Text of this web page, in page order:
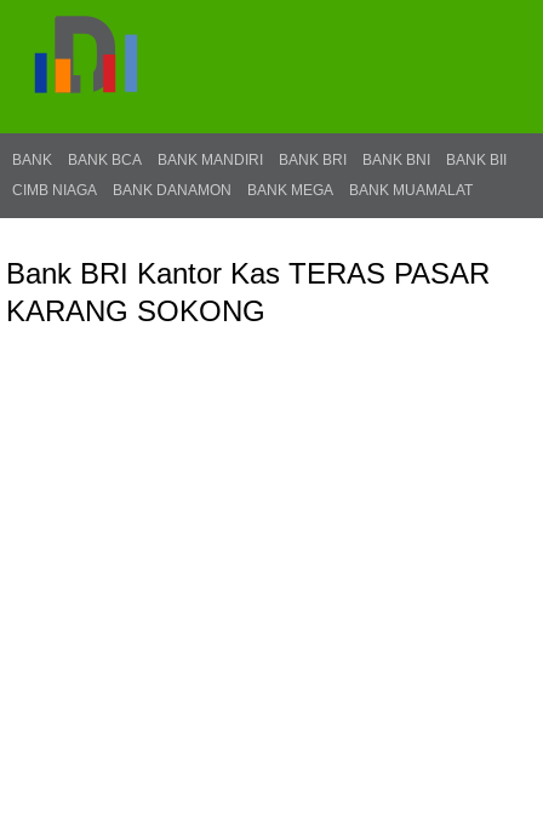
BANK BANK BCA BANK MANDIRI BANK BRI BANK BNI
BANK BII
CIMB NIAGA
BANK DANAMON BANK MEGA BANK MUAMALAT
Bank BRI Kantor Kas TERAS PASAR
KARANG SOKONG